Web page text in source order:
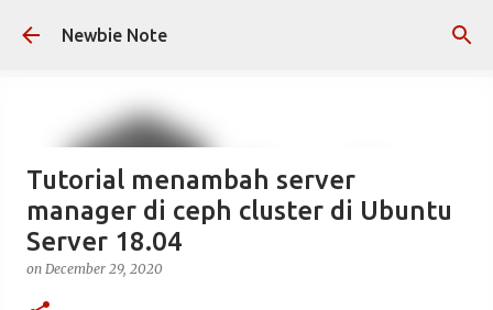
Skip to main content
Newbie Note
Tutorial menambah server
manager di ceph cluster di Ubuntu
Server 18.04
on December 29, 2020